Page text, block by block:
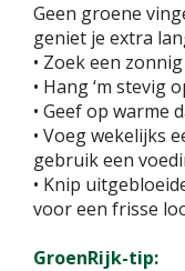
Geen groene
geniet je extra
• Zoek een
• Hang ‘m stevig
• Geef op warme
• Voeg wekelijks
gebruik een
• Knip
voor een frisse
GroenRijk-tip: